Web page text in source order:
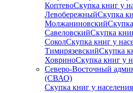
КоптевоСкупка книг у
ЛевобережныйСкупка
Молжаниновский
СавеловскийСкупка
СоколСкупка книг у
ТимирязевскийСкупка
ХовриноСкупка книг у
Северо-Восточный
(СВАО)
Скупка книг у